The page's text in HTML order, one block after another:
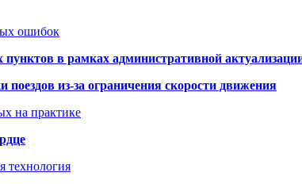
ошибок
в рамках административной
из-за ограничения скорости движения
на практике
технология